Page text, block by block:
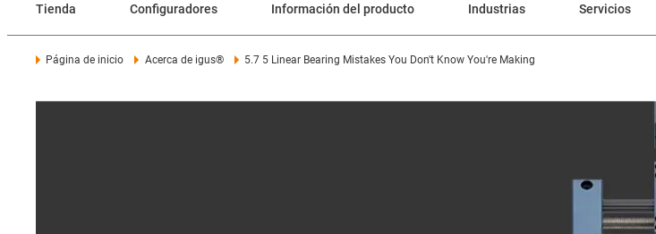
Tienda Configuradores Información del producto Industrias Servicios
Página de inicio Acerca de igus® 5.7 5 Linear Bearing Mistakes You Don't Know You're Making